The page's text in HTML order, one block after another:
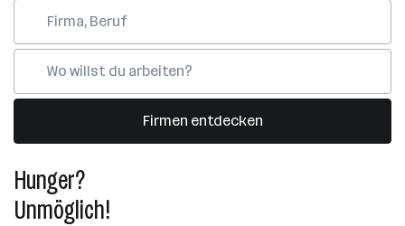
Firmen entdecken
Hunger?
Unmöglich!